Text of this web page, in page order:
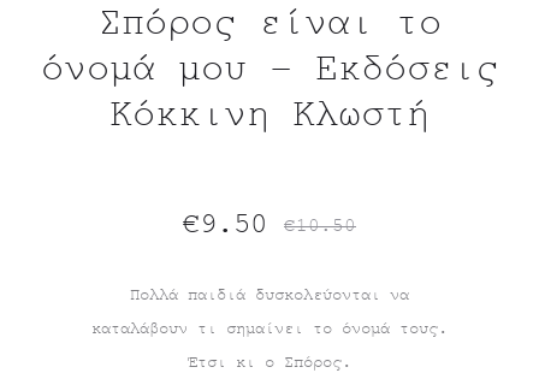
Σπόρος είναι το
όνομά μου – Εκδόσεις
Κόκκινη Κλωστή
Πολλά παιδιά δυσκολεύονται να
καταλάβουν τι σημαίνει το όνομά τους.
Έτσι κι ο Σπόρος.
€10.50
Original
price
was:
€9.50
Η
τρέχουσα
τιμή